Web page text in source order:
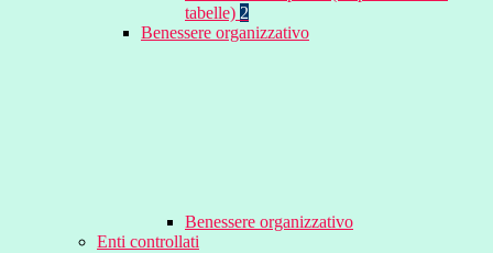
tabelle) 2
Benessere organizzativo
Benessere organizzativo
Enti controllati